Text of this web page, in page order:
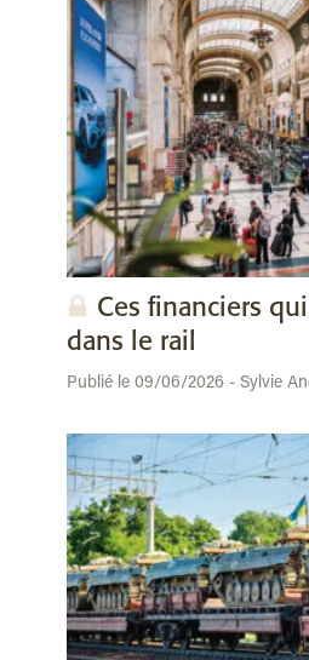
Ces financiers
dans le rail
Publié le 09/06/2026 - Sylvie